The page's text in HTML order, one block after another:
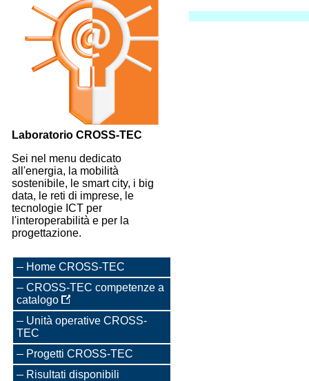
Laboratorio CROSS-TEC
Sei nel menu dedicato
all'energia, la mobilità
sostenibile, le smart city, i big
data, le reti di imprese, le
tecnologie ICT per
l'interoperabilità e per la
progettazione.
Home CROSS-TEC
CROSS-TEC competenze a
catalogo
Unità operative CROSS-
TEC
Progetti CROSS-TEC
Risultati disponibili